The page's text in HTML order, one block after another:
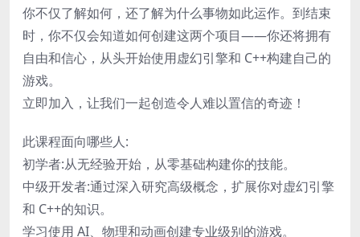
你不仅了解如何，还了解为什么事物如此运作。到结束
时，你不仅会知道如何创建这两个项目——你还将拥有
自由和信心，从头开始使用虚幻引擎和 C++构建自己的
游戏。
立即加入，让我们一起创造令人难以置信的奇迹！
此课程面向哪些人:
初学者:从无经验开始，从零基础构建你的技能。
中级开发者:通过深入研究高级概念，扩展你对虚幻引擎
和 C++的知识。
学习使用 AI、物理和动画创建专业级别的游戏。